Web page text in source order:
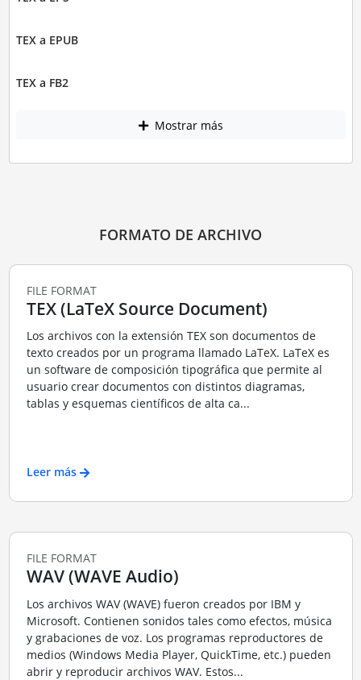
TEX a EPUB
TEX a FB2
Mostrar más
FORMATO DE ARCHIVO
FILE FORMAT
TEX (LaTeX Source Document)
Los archivos con la extensión TEX son documentos de
texto creados por un programa llamado LaTeX. LaTeX es
un software de composición tipográfica que permite al
usuario crear documentos con distintos diagramas,
tablas y esquemas científicos de alta ca...
Leer más
FILE FORMAT
WAV (WAVE Audio)
Los archivos WAV (WAVE) fueron creados por IBM y
Microsoft. Contienen sonidos tales como efectos, música
y grabaciones de voz. Los programas reproductores de
medios (Windows Media Player, QuickTime, etc.) pueden
abrir y reproducir archivos WAV. Estos...